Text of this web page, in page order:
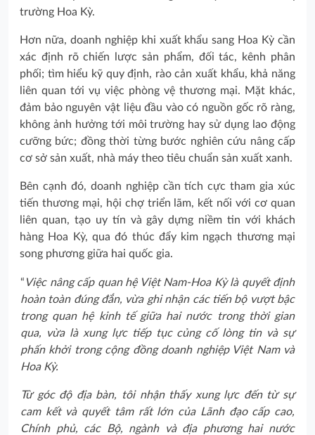
trường Hoa Kỳ.
Hơn nữa, doanh nghiệp khi xuất khẩu sang Hoa Kỳ cần
xác định rõ chiến lược sản phẩm, đối tác, kênh phân
phối; tìm hiểu kỹ quy định, rào cản xuất khẩu, khả năng
liên quan tới vụ việc phòng vệ thương mại. Mặt khác,
đảm bảo nguyên vật liệu đầu vào có nguồn gốc rõ ràng,
không ảnh hưởng tới môi trường hay sử dụng lao động
cưỡng bức; đồng thời từng bước nghiên cứu nâng cấp
cơ sở sản xuất, nhà máy theo tiêu chuẩn sản xuất xanh.
Bên cạnh đó, doanh nghiệp cần tích cực tham gia xúc
tiến thương mại, hội chợ triển lãm, kết nối với cơ quan
liên quan, tạo uy tín và gây dựng niềm tin với khách
hàng Hoa Kỳ, qua đó thúc đẩy kim ngạch thương mại
song phương giữa hai quốc gia.
“ Việc nâng cấp quan hệ Việt Nam-Hoa Kỳ là quyết định
hoàn toàn đúng đắn, vừa ghi nhận các tiến bộ vượt bậc
trong quan hệ kinh tế giữa hai nước trong thời gian
qua, vừa là xung lực tiếp tục củng cố lòng tin và sự
phấn khởi trong cộng đồng doanh nghiệp Việt Nam và
Hoa Kỳ.
Từ góc độ địa bàn, tôi nhận thấy xung lực đến từ sự
cam kết và quyết tâm rất lớn của Lãnh đạo cấp cao,
Chính phủ, các Bộ, ngành và địa phương hai nước